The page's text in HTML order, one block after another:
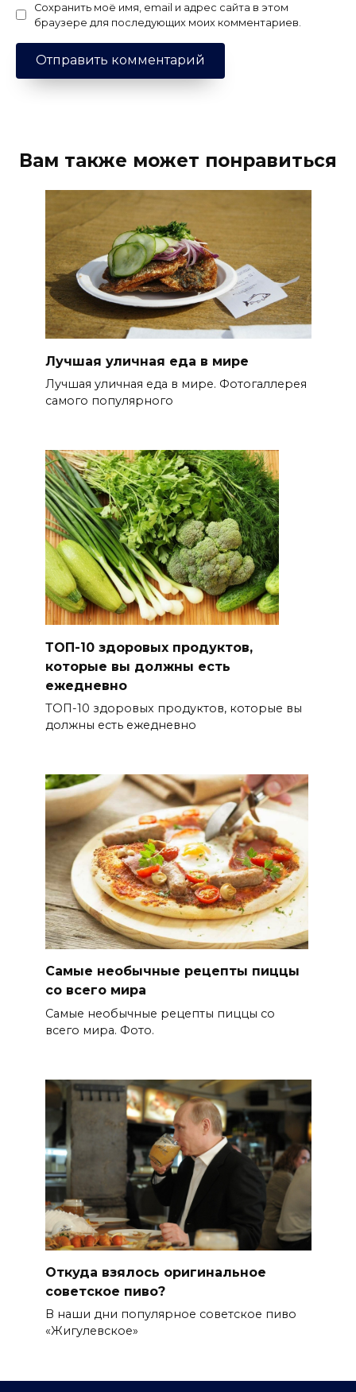
Сохранить моё имя, email и адрес сайта в этом
браузере для последующих моих комментариев.
Вам также может понравиться
Лучшая уличная еда в мире
Лучшая уличная еда в мире. Фотогаллерея
самого популярного
ТОП-10 здоровых продуктов,
которые вы должны есть
ежедневно
ТОП-10 здоровых продуктов, которые вы
должны есть ежедневно
Самые необычные рецепты пиццы
со всего мира
Самые необычные рецепты пиццы со
всего мира. Фото.
Откуда взялось оригинальное
советское пиво?
В наши дни популярное советское пиво
«Жигулевское»